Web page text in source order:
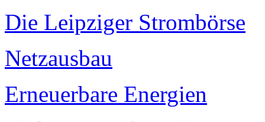
Die Leipziger Strombörse
Netzausbau
Erneuerbare Energien